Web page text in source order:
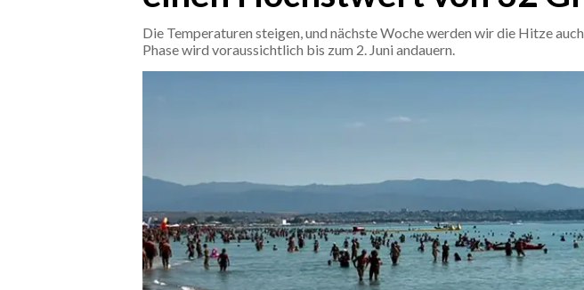
RISULTATI E CLASSIFICHE
Die Temperaturen steigen, und nächste Woche werden wir die Hitze
Phase wird voraussichtlich bis zum 2. Juni andauern.